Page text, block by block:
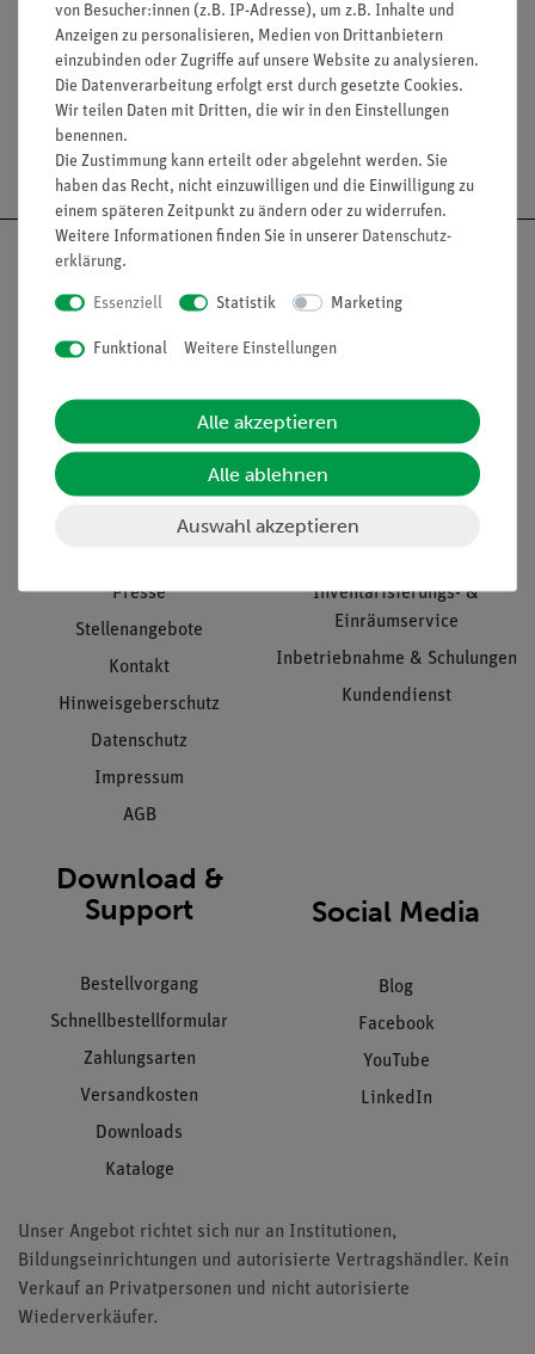
Media / Downloads
Versandkostenfrei ab 300,- €
Informationen
Unternehmen
Presse
Stellenangebote
Kontakt
Hinweisgeberschutz
Datenschutz
Impressum
AGB
Service
Übersicht Service
Inventarisierungs- &
Einräumservice
Inbetriebnahme & Schulungen
Kundendienst
Download &
Support
Bestellvorgang
Schnellbestellformular
Zahlungsarten
Versandkosten
Downloads
Kataloge
Social Media
Blog
Facebook
YouTube
LinkedIn
Unser Angebot richtet sich nur an Institutionen,
Bildungseinrichtungen und autorisierte Vertragshändler. Kein
Verkauf an Privatpersonen und nicht autorisierte
Wiederverkäufer.
von Besucher:innen (z.B. IP-Adresse), um z.B. Inhalte und
Anzeigen zu personalisieren, Medien von Drittanbietern
einzubinden oder Zugriffe auf unsere Website zu analysieren.
Die Datenverarbeitung erfolgt erst durch gesetzte Cookies.
Wir teilen Daten mit Dritten, die wir in den Einstellungen
benennen.
Die Zustimmung kann erteilt oder abgelehnt werden. Sie
haben das Recht, nicht einzuwilligen und die Einwilligung zu
einem späteren Zeitpunkt zu ändern oder zu widerrufen.
Weitere Informationen finden Sie in unserer Daten­schutz­
erklärung.
Essenziell Statistik Marketing
Funktional Weitere Einstellungen
Alle akzeptieren
Alle ablehnen
Auswahl akzeptieren